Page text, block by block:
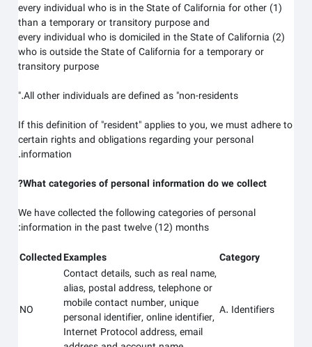
(1) every individual who is in the State of California for other
than a temporary or transitory purpose and
(2) every individual who is domiciled in the State of California
who is outside the State of California for a temporary or
transitory purpose
All other individuals are defined as "non-residents."
If this definition of "resident" applies to you, we must adhere to
certain rights and obligations regarding your personal
information.
What categories of personal information do we collect?
We have collected the following categories of personal
information in the past twelve (12) months:
Category
Examples
Collected
A. Identifiers
Contact details, such as real name,
alias, postal address, telephone or
mobile contact number, unique
personal identifier, online identifier,
Internet Protocol address, email
NO